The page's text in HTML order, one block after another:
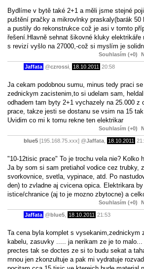
Bydlíme v bytě také 2+1 a měli jsme stejné
puštění pračky a mikrovlnky praskaly(barák
a pustily do rekonstrukce což je asi v tomto
řešení.Hlavně sehnat šikovné kluky
s revizí vyšlo na 27000,-což si myslím je
Souhlasím (+0)
Jaffata @czrossi 18.10.2011 20:58
Ja cekam podobnou sumu, minus tedy praci
zednickym zacistenim,to si udelam sam,
odhadem tam byty 2+1 vychazely na 25.000 z
prace, takze jesti se dostanu se vsim na 15
Uvidim co mi k tomu rekne ten elektrikar
Souhlasím (+0)
blue5 [195.168.75.xxx] @Jaffata 18.10.2011
"10-12tisic prace" To je trochu vela nie? Kolko
Ja by som si sam pretiahol vodice cez trubky,
svorkovnice, svetla, vypinace, atd. Po
den) to zvladne aj cvicena opica. Elektrikara
istice/chranice (aj to je mozno zbytocne) a
Souhlasím (+0)
Jaffata @blue5 18.10.2011 21:53
Ta cena byla komplet s vysekanim,zednickym
kabelu, zasuvky ..... ja nerikam ze je to
prectes tak se doctes ze si to budu sekat a
mnou jen zkonzultuje a pak mi vydratuje